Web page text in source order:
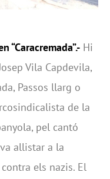
“Caracremada”.- Hi
Vila Capdevila,
Passos llarg o
de la
pel cantó
allistar a la
els nazis. El